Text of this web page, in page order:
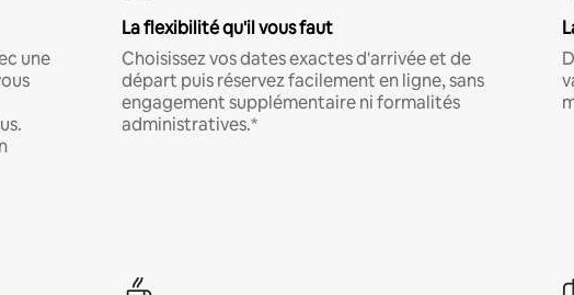
une
La flexibilité qu'il vous faut
Choisissez vos dates exactes d'arrivée et de
départ puis réservez facilement en ligne, sans
engagement supplémentaire ni formalités
administratives.*